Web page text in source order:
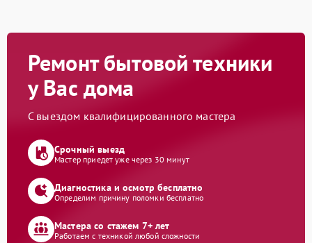
Ремонт бытовой техники
у Вас дома
С выездом квалифицированного мастера
Срочный выезд
Мастер приедет уже через 30 минут
Диагностика и осмотр бесплатно
Определим причину поломки бесплатно
Мастера со стажем 7+ лет
Работаем с техникой любой сложности